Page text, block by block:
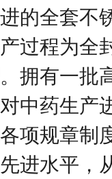
的全套不
过程为全
拥有一批
中药生产
项规章制
进水平，